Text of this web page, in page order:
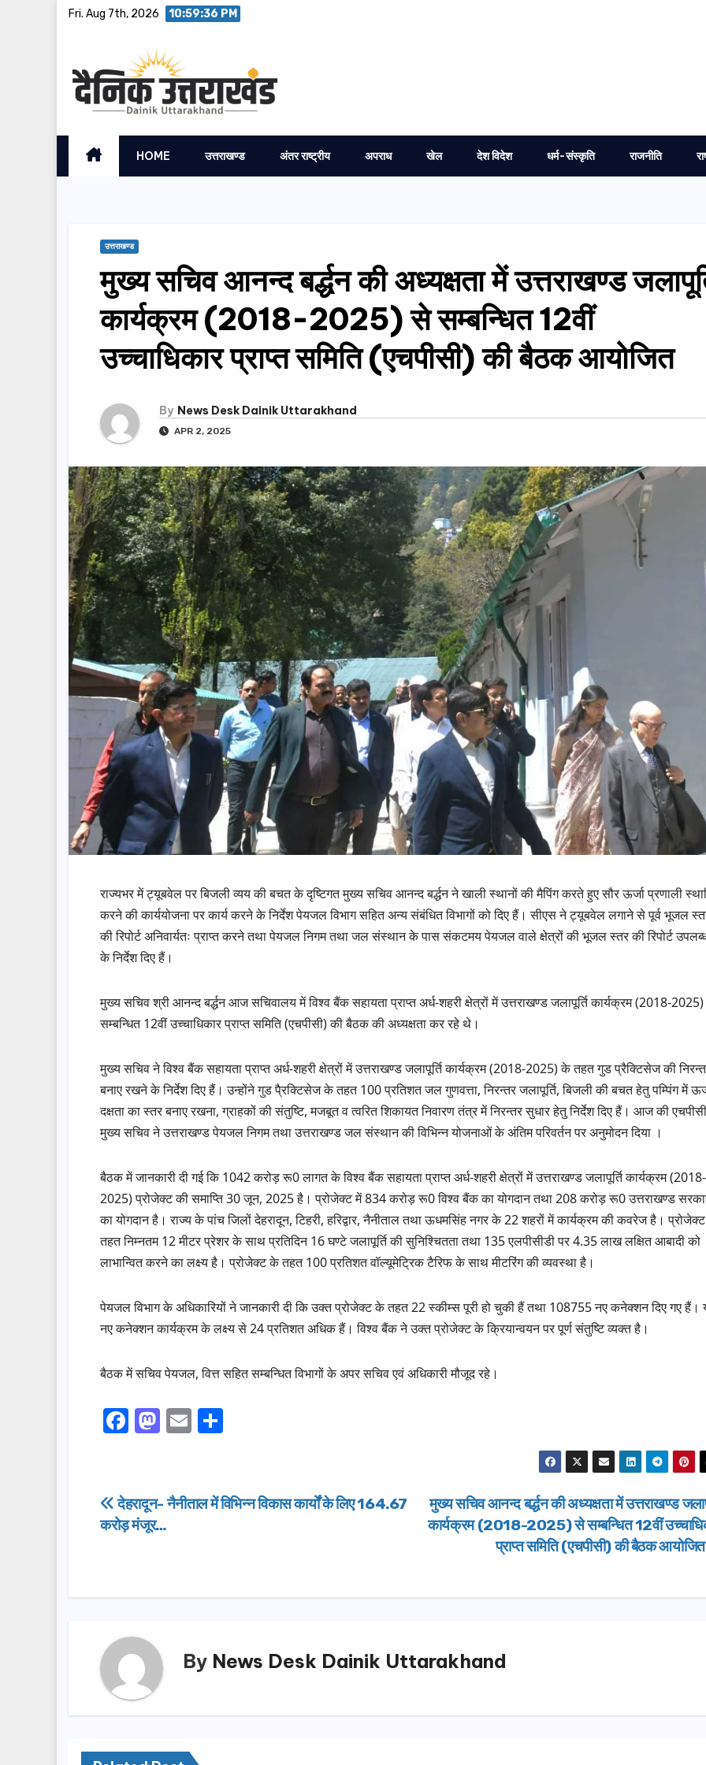
Fri. Aug 7th, 2026 10:59:38 PM
HOME उत्तराखण्ड अंतर राष्ट्रीय अपराध खेल देश विदेश धर्म-संस्कृति राजनीति
उत्तराखण्ड
मुख्य सचिव आनन्द बर्द्धन की अध्यक्षता में उत्तराखण्ड
कार्यक्रम (2018-2025) से सम्बन्धित 12वीं
उच्चाधिकार प्राप्त समिति (एचपीसी) की बैठक आयोजित
By News Desk Dainik Uttarakhand
APR 2, 2025
राज्यभर में ट्यूबवेल पर बिजली व्यय की बचत के दृष्टिगत मुख्य सचिव आनन्द बर्द्धन ने खाली स्थानों की मैपिंग करते हुए सौर ऊर्जा प्रणाली
करने की कार्ययोजना पर कार्य करने के निर्देश पेयजल विभाग सहित अन्य संबंधित विभागों को दिए हैं। सीएस ने ट्यूबवेल लगाने से पूर्व भूजल
की रिपोर्ट अनिवार्यतः प्राप्त करने तथा पेयजल निगम तथा जल संस्थान के पास संकटमय पेयजल वाले क्षेत्रों की भूजल स्तर की रिपोर्ट
के निर्देश दिए हैं।
मुख्य सचिव श्री आनन्द बर्द्धन आज सचिवालय में विश्व बैंक सहायता प्राप्त अर्ध-शहरी क्षेत्रों में उत्तराखण्ड जलापूर्ति कार्यक्रम (2018-
सम्बन्धित 12वीं उच्चाधिकार प्राप्त समिति (एचपीसी) की बैठक की अध्यक्षता कर रहे थे।
मुख्य सचिव ने विश्व बैंक सहायता प्राप्त अर्ध-शहरी क्षेत्रों में उत्तराखण्ड जलापूर्ति कार्यक्रम (2018-2025) के तहत गुड प्रैक्टिसेज की
बनाए रखने के निर्देश दिए हैं। उन्होंने गुड पै्रक्टिसेज के तहत 100 प्रतिशत जल गुणवत्ता, निरन्तर जलापूर्ति, बिजली की बचत हेतु पम्पिंग में
दक्षता का स्तर बनाए रखना, ग्राहकों की संतुष्टि, मजबूत व त्वरित शिकायत निवारण तंत्र में निरन्तर सुधार हेतु निर्देश दिए हैं। आज की
मुख्य सचिव ने उत्तराखण्ड पेयजल निगम तथा उत्तराखण्ड जल संस्थान की विभिन्न योजनाओं के अंतिम परिवर्तन पर अनुमोदन दिया ।
बैठक में जानकारी दी गई कि 1042 करोड़ रू0 लागत के विश्व बैंक सहायता प्राप्त अर्ध-शहरी क्षेत्रों में उत्तराखण्ड जलापूर्ति कार्यक्रम (2018-
2025) प्रोजेक्ट की समाप्ति 30 जून, 2025 है। प्रोजेक्ट में 834 करोड़ रू0 विश्व बैंक का योगदान तथा 208 करोड़ रू0 उत्तराखण्ड
का योगदान है। राज्य के पांच जिलों देहरादून, टिहरी, हरिद्वार, नैनीताल तथा ऊधमसिंह नगर के 22 शहरों में कार्यक्रम की कवरेज है।
तहत निम्नतम 12 मीटर प्रेशर के साथ प्रतिदिन 16 घण्टे जलापूर्ति की सुनिश्चितता तथा 135 एलपीसीडी पर 4.35 लाख लक्षित आबादी को
लाभान्वित करने का लक्ष्य है। प्रोजेक्ट के तहत 100 प्रतिशत वॉल्यूमेट्रिक टैरिफ के साथ मीटरिंग की व्यवस्था है।
पेयजल विभाग के अधिकारियों ने जानकारी दी कि उक्त प्रोजेक्ट के तहत 22 स्कीम्स पूरी हो चुकी हैं तथा 108755 नए कनेक्शन दिए गए हैं।
नए कनेक्शन कार्यक्रम के लक्ष्य से 24 प्रतिशत अधिक हैं। विश्व बैंक ने उक्त प्रोजेक्ट के क्रियान्वयन पर पूर्ण संतुष्टि व्यक्त है।
बैठक में सचिव पेयजल, वित्त सहित सम्बन्धित विभागों के अपर सचिव एवं अधिकारी मौजूद रहे।
F
e
b
k
M
o
d
E
e
Post
navigation
मुख्य सचिव आनन्द बर्द्धन की अध्यक्षता में उत्तराखण्ड
कार्यक्रम (2018-2025) से सम्बन्धित 12वीं
प्राप्त समिति (एचपीसी) की बैठक आयोजित
देहरादून- नैनीताल में विभिन्न विकास कार्यों के लिए 164.67
करोड़ मंजूर…
By News Desk Dainik Uttarakhand
से जुड़ी 12 किमी
ग्रीनफील्ड बाईपास का